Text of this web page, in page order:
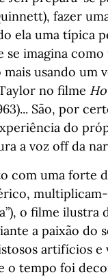
fazer
ela uma típica
se imagina
mais usando um
no filme
São, por
do
a voz off da
com uma forte
multiplicam-
o filme ilustra
a paixão do
artifícios e
o tempo foi